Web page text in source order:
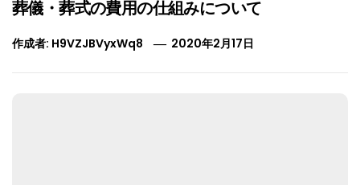
葬儀・葬式の費用の仕組みについて
作成者: H9VZJBVyxWq8 2020年2月17日